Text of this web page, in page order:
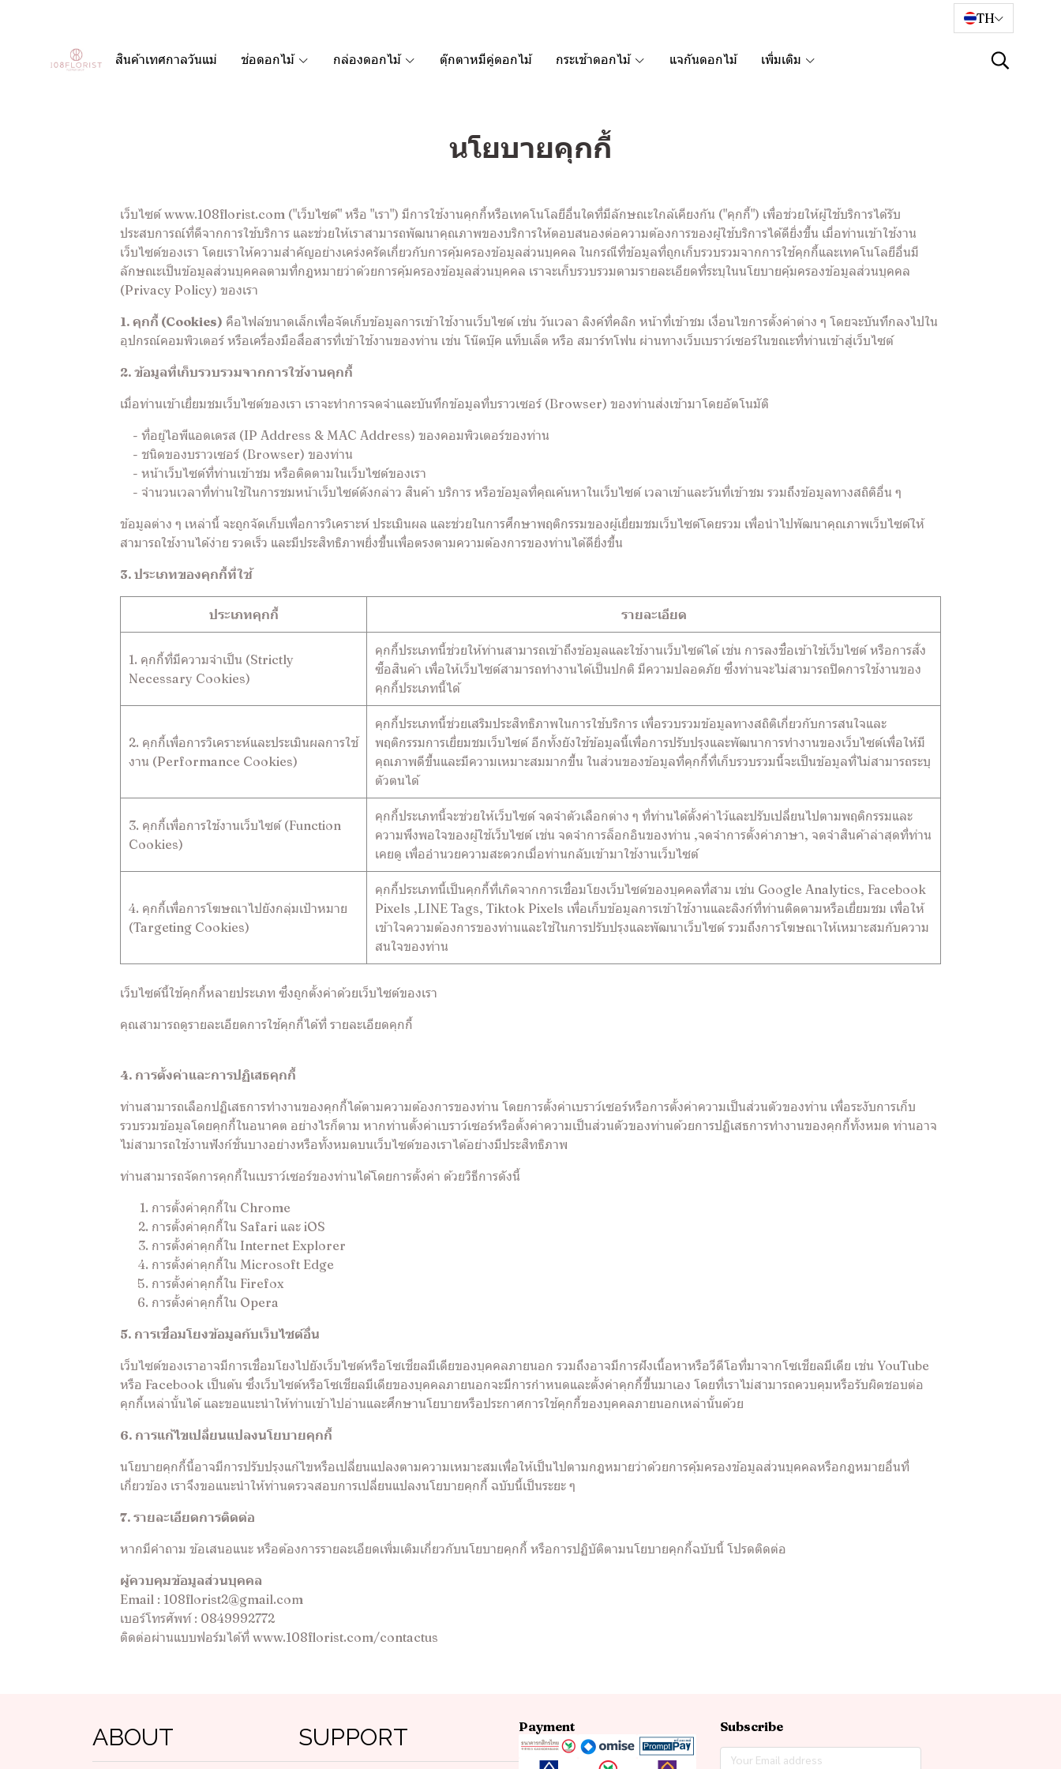
TH
สินค้าเทศกาลวันแม่ ช่อดอกไม้ กล่องดอกไม้ ตุ๊กตาหมีคู่ดอกไม้ กระเช้าดอกไม้ แจกันดอกไม้ เพิ่มเติม
นโยบายคุกกี้
เว็บไซต์ www.108florist.com ("เว็บไซต์" หรือ "เรา") มีการใช้งานคุกกี้หรือเทคโนโลยีอื่นใดที่มีลักษณะใกล้เคียงกัน ("คุกกี้") เพื่อช่วยให้ผู้ใช้บริการได้รับ
ประสบการณ์ที่ดีจากการใช้บริการ และช่วยให้เราสามารถพัฒนาคุณภาพของบริการให้ตอบสนองต่อความต้องการของผู้ใช้บริการได้ดียิ่งขึ้น เมื่อท่านเข้าใช้งาน
เว็บไซต์ของเรา โดยเราให้ความสำคัญอย่างเคร่งครัดเกี่ยวกับการคุ้มครองข้อมูลส่วนบุคคล ในกรณีที่ข้อมูลที่ถูกเก็บรวบรวมจากการใช้คุกกี้และเทคโนโลยีอื่นมี
ลักษณะเป็นข้อมูลส่วนบุคคลตามที่กฎหมายว่าด้วยการคุ้มครองข้อมูลส่วนบุคคล เราจะเก็บรวบรวมตามรายละเอียดที่ระบุในนโยบายคุ้มครองข้อมูลส่วนบุคคล
(Privacy Policy) ของเรา
1. คุกกี้ (Cookies) คือไฟล์ขนาดเล็กเพื่อจัดเก็บข้อมูลการเข้าใช้งานเว็บไซต์ เช่น วันเวลา ลิงค์ที่คลิก หน้าที่เข้าชม เงื่อนไขการตั้งค่าต่าง ๆ โดยจะบันทึกลงไปใน
อุปกรณ์คอมพิวเตอร์ หรือเครื่องมือสื่อสารที่เข้าใช้งานของท่าน เช่น โน๊ตบุ๊ค แท็บเล็ต หรือ สมาร์ทโฟน ผ่านทางเว็บเบราว์เซอร์ในขณะที่ท่านเข้าสู่เว็บไซต์
2. ข้อมูลที่เก็บรวบรวมจากการใช้งานคุกกี้
เมื่อท่านเข้าเยี่ยมชมเว็บไซต์ของเรา เราจะทำการจดจำและบันทึกข้อมูลที่บราวเซอร์ (Browser) ของท่านส่งเข้ามาโดยอัตโนมัติ
- ที่อยู่ไอพีแอดเดรส (IP Address & MAC Address) ของคอมพิวเตอร์ของท่าน
- ชนิดของบราวเซอร์ (Browser) ของท่าน
- หน้าเว็บไซต์ที่ท่านเข้าชม หรือติดตามในเว็บไซต์ของเรา
- จำนวนเวลาที่ท่านใช้ในการชมหน้าเว็บไซต์ดังกล่าว สินค้า บริการ หรือข้อมูลที่คุณค้นหาในเว็บไซต์ เวลาเข้าและวันที่เข้าชม รวมถึงข้อมูลทางสถิติอื่น ๆ
ข้อมูลต่าง ๆ เหล่านี้ จะถูกจัดเก็บเพื่อการวิเคราะห์ ประเมินผล และช่วยในการศึกษาพฤติกรรมของผู้เยี่ยมชมเว็บไซต์โดยรวม เพื่อนำไปพัฒนาคุณภาพเว็บไซต์ให้
สามารถใช้งานได้ง่าย รวดเร็ว และมีประสิทธิภาพยิ่งขึ้นเพื่อตรงตามความต้องการของท่านได้ดียิ่งขึ้น
3. ประเภทของคุกกี้ที่ใช้
ประเภทคุกกี้ รายละเอียด
1. คุกกี้ที่มีความจำเป็น (Strictly
Necessary Cookies)
คุกกี้ประเภทนี้ช่วยให้ท่านสามารถเข้าถึงข้อมูลและใช้งานเว็บไซต์ได้ เช่น การลงชื่อเข้าใช้เว็บไซต์ หรือการสั่ง
ซื้อสินค้า เพื่อให้เว็บไซต์สามารถทำงานได้เป็นปกติ มีความปลอดภัย ซึ่งท่านจะไม่สามารถปิดการใช้งานของ
คุกกี้ประเภทนี้ได้
2. คุกกี้เพื่อการวิเคราะห์และประเมินผลการใช้
งาน (Performance Cookies)
คุกกี้ประเภทนี้ช่วยเสริมประสิทธิภาพในการใช้บริการ เพื่อรวบรวมข้อมูลทางสถิติเกี่ยวกับการสนใจและ
พฤติกรรมการเยี่ยมชมเว็บไซต์ อีกทั้งยังใช้ข้อมูลนี้เพื่อการปรับปรุงและพัฒนาการทำงานของเว็บไซต์เพื่อให้มี
คุณภาพดีขึ้นและมีความเหมาะสมมากขึ้น ในส่วนของข้อมูลที่คุกกี้ที่เก็บรวบรวมนี้จะเป็นข้อมูลที่ไม่สามารถระบุ
ตัวตนได้
3. คุกกี้เพื่อการใช้งานเว็บไซต์ (Function
Cookies)
คุกกี้ประเภทนี้จะช่วยให้เว็บไซต์ จดจำตัวเลือกต่าง ๆ ที่ท่านได้ตั้งค่าไว้และปรับเปลี่ยนไปตามพฤติกรรมและ
ความพึงพอใจของผู้ใช้เว็บไซต์ เช่น จดจำการล็อกอินของท่าน ,จดจำการตั้งค่าภาษา, จดจำสินค้าล่าสุดที่ท่าน
เคยดู เพื่ออำนวยความสะดวกเมื่อท่านกลับเข้ามาใช้งานเว็บไซต์
4. คุกกี้เพื่อการโฆษณาไปยังกลุ่มเป้าหมาย
(Targeting Cookies)
คุกกี้ประเภทนี้เป็นคุกกี้ที่เกิดจากการเชื่อมโยงเว็บไซต์ของบุคคลที่สาม เช่น Google Analytics, Facebook
Pixels ,LINE Tags, Tiktok Pixels เพื่อเก็บข้อมูลการเข้าใช้งานและลิงก์ที่ท่านติดตามหรือเยี่ยมชม เพื่อให้
เข้าใจความต้องการของท่านและใช้ในการปรับปรุงและพัฒนาเว็บไซต์ รวมถึงการโฆษณาให้เหมาะสมกับความ
สนใจของท่าน
เว็บไซต์นี้ใช้คุกกี้หลายประเภท ซึ่งถูกตั้งค่าด้วยเว็บไซต์ของเรา
คุณสามารถดูรายละเอียดการใช้คุกกี้ได้ที่ รายละเอียดคุกกี้
4. การตั้งค่าและการปฏิเสธคุกกี้
ท่านสามารถเลือกปฏิเสธการทำงานของคุกกี้ได้ตามความต้องการของท่าน โดยการตั้งค่าเบราว์เซอร์หรือการตั้งค่าความเป็นส่วนตัวของท่าน เพื่อระงับการเก็บ
รวบรวมข้อมูลโดยคุกกี้ในอนาคต อย่างไรก็ตาม หากท่านตั้งค่าเบราว์เซอร์หรือตั้งค่าความเป็นส่วนตัวของท่านด้วยการปฏิเสธการทำงานของคุกกี้ทั้งหมด ท่านอาจ
ไม่สามารถใช้งานฟังก์ชั่นบางอย่างหรือทั้งหมดบนเว็บไซต์ของเราได้อย่างมีประสิทธิภาพ
ท่านสามารถจัดการคุกกี้ในเบราว์เซอร์ของท่านได้โดยการตั้งค่า ด้วยวิธีการดังนี้
การตั้งค่าคุกกี้ใน Chrome
การตั้งค่าคุกกี้ใน Safari และ iOS
การตั้งค่าคุกกี้ใน Internet Explorer
การตั้งค่าคุกกี้ใน Microsoft Edge
การตั้งค่าคุกกี้ใน Firefox
การตั้งค่าคุกกี้ใน Opera
5. การเชื่อมโยงข้อมูลกับเว็บไซต์อื่น
เว็บไซต์ของเราอาจมีการเชื่อมโยงไปยังเว็บไซต์หรือโซเชียลมีเดียของบุคคลภายนอก รวมถึงอาจมีการฝังเนื้อหาหรือวีดีโอที่มาจากโซเชียลมีเดีย เช่น YouTube
หรือ Facebook เป็นต้น ซึ่งเว็บไซต์หรือโซเชียลมีเดียของบุคคลภายนอกจะมีการกำหนดและตั้งค่าคุกกี้ขึ้นมาเอง โดยที่เราไม่สามารถควบคุมหรือรับผิดชอบต่อ
คุกกี้เหล่านั้นได้ และขอแนะนำให้ท่านเข้าไปอ่านและศึกษานโยบายหรือประกาศการใช้คุกกี้ของบุคคลภายนอกเหล่านั้นด้วย
6. การแก้ไขเปลี่ยนแปลงนโยบายคุกกี้
นโยบายคุกกี้นี้อาจมีการปรับปรุงแก้ไขหรือเปลี่ยนแปลงตามความเหมาะสมเพื่อให้เป็นไปตามกฎหมายว่าด้วยการคุ้มครองข้อมูลส่วนบุคคลหรือกฎหมายอื่นที่
เกี่ยวข้อง เราจึงขอแนะนำให้ท่านตรวจสอบการเปลี่ยนแปลงนโยบายคุกกี้ ฉบับนี้เป็นระยะ ๆ
7. รายละเอียดการติดต่อ
หากมีคำถาม ข้อเสนอแนะ หรือต้องการรายละเอียดเพิ่มเติมเกี่ยวกับนโยบายคุกกี้ หรือการปฏิบัติตามนโยบายคุกกี้ฉบับนี้ โปรดติดต่อ
ผู้ควบคุมข้อมูลส่วนบุคคล
Email : 108florist2@gmail.com
เบอร์โทรศัพท์ : 0849992772
ติดต่อผ่านแบบฟอร์มได้ที่ www.108florist.com/contactus
ABOUT SUPPORT Payment Subscribe